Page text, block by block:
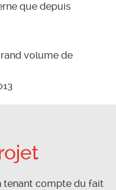
que depuis
volume de
tenant compte du fait